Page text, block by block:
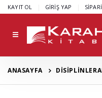
KAYIT OL GİRİŞ YAP
ANASAYFA